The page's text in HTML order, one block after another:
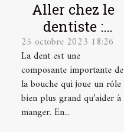
Aller chez le
dentiste :
parlons-en !
25 octobre 2023 18:26
La dent est une
composante importante de
la bouche qui joue un rôle
bien plus grand qu’aider à
manger. En...